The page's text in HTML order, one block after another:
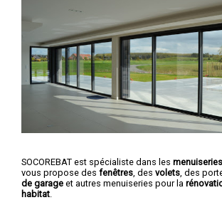
SOCOREBAT est spécialiste dans les
vous propose des fenêtres , des volets , des
de garage et autres menuiseries pour la
habitat